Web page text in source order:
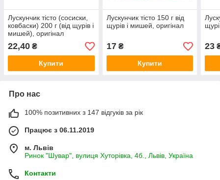
Лускунчик тісто (сосиски,
ковбаски) 200 г (від щурів і
мишей), оригінал
22,40 ₴
Купити
Лускунчик тісто 150 г від
щурів і мишей, оригінал
17₴
Купити
23
Про нас
100% позитивних з 147 відгуків за рік
Працює з 06.11.2019
м. Львів
Ринок "Шувар", вулиця Хуторівка, 4б., Львів, Україна
Контакти